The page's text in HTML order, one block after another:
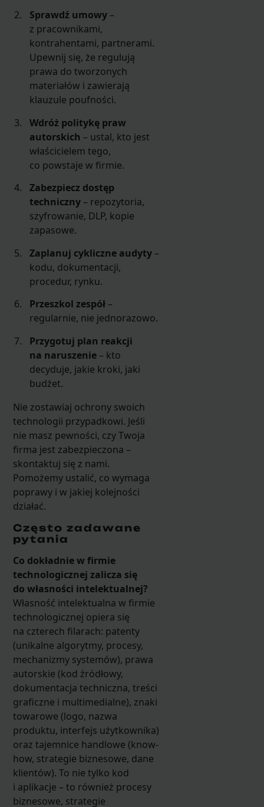
Sprawdź umowy –
z pracownikami,
kontrahentami, partnerami.
Upewnij się, że regulują
prawa do tworzonych
materiałów i zawierają
klauzule poufności.
Wdróż politykę praw
autorskich – ustal, kto jest
właścicielem tego,
co powstaje w firmie.
Zabezpiecz dostęp
techniczny – repozytoria,
szyfrowanie, DLP, kopie
zapasowe.
Zaplanuj cykliczne audyty –
kodu, dokumentacji,
procedur, rynku.
Przeszkol zespół –
regularnie, nie jednorazowo.
Przygotuj plan reakcji
na naruszenie – kto
decyduje, jakie kroki, jaki
budżet.
Nie zostawiaj ochrony swoich
technologii przypadkowi. Jeśli
nie masz pewności, czy Twoja
firma jest zabezpieczona –
skontaktuj się z nami.
Pomożemy ustalić, co wymaga
poprawy i w jakiej kolejności
działać.
Często zadawane
pytania
Co dokładnie w firmie
technologicznej zalicza się
do własności intelektualnej?
Własność intelektualna w firmie
technologicznej opiera się
na czterech filarach: patenty
(unikalne algorytmy, procesy,
mechanizmy systemów), prawa
autorskie (kod źródłowy,
dokumentacja techniczna, treści
graficzne i multimedialne), znaki
towarowe (logo, nazwa
produktu, interfejs użytkownika)
oraz tajemnice handlowe (know-
how, strategie biznesowe, dane
klientów). To nie tylko kod
i aplikacje – to również procesy
biznesowe, strategie